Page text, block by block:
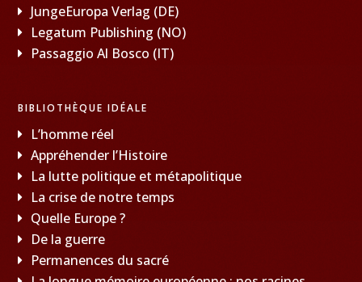
JungeEuropa Verlag (DE)
Legatum Publishing (NO)
Passaggio Al Bosco (IT)
BIBLIOTHÈQUE IDÉALE
L’homme réel
Appréhender l’Histoire
La lutte politique et métapolitique
La crise de notre temps
Quelle Europe ?
De la guerre
Permanences du sacré